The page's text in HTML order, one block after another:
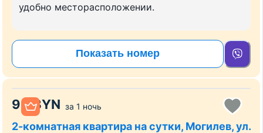
удобно месторасположении.
Показать номер
90 BYN за 1 ночь
2-комнатная квартира на сутки, Могилев, ул.